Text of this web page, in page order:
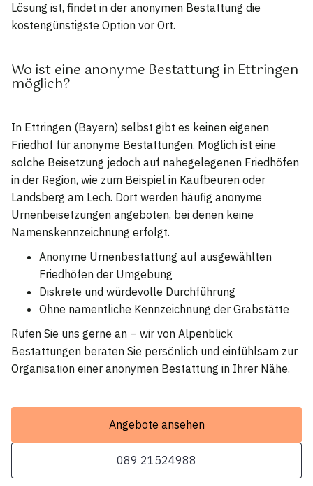
Lösung ist, findet in der anonymen Bestattung die
kostengünstigste Option vor Ort.
Wo ist eine anonyme Bestattung in Ettringen
möglich?
In Ettringen (Bayern) selbst gibt es keinen eigenen
Friedhof für anonyme Bestattungen. Möglich ist eine
solche Beisetzung jedoch auf nahegelegenen Friedhöfen
in der Region, wie zum Beispiel in Kaufbeuren oder
Landsberg am Lech. Dort werden häufig anonyme
Urnenbeisetzungen angeboten, bei denen keine
Namenskennzeichnung erfolgt.
Anonyme Urnenbestattung auf ausgewählten
Friedhöfen der Umgebung
Diskrete und würdevolle Durchführung
Ohne namentliche Kennzeichnung der Grabstätte
Rufen Sie uns gerne an – wir von Alpenblick
Bestattungen beraten Sie persönlich und einfühlsam zur
Organisation einer anonymen Bestattung in Ihrer Nähe.
Angebote ansehen
089 21524988